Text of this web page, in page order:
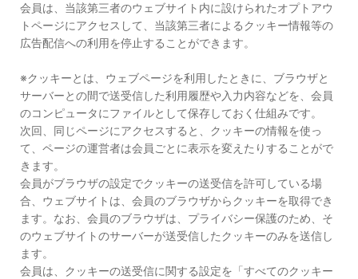
会員は、当該第三者のウェブサイト内に設けられたオプトアウ
トページにアクセスして、当該第三者によるクッキー情報等の
広告配信への利用を停止することができます。
※クッキーとは、ウェブページを利用したときに、ブラウザと
サーバーとの間で送受信した利用履歴や入力内容などを、会員
のコンピュータにファイルとして保存しておく仕組みです。
次回、同じページにアクセスすると、クッキーの情報を使っ
て、ページの運営者は会員ごとに表示を変えたりすることがで
きます。
会員がブラウザの設定でクッキーの送受信を許可している場
合、ウェブサイトは、会員のブラウザからクッキーを取得でき
ます。なお、会員のブラウザは、プライバシー保護のため、そ
のウェブサイトのサーバーが送受信したクッキーのみを送信し
ます。
会員は、クッキーの送受信に関する設定を「すべてのクッキー